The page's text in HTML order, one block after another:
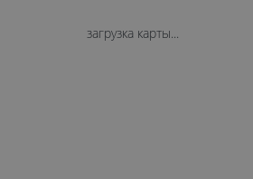
загрузка карты...